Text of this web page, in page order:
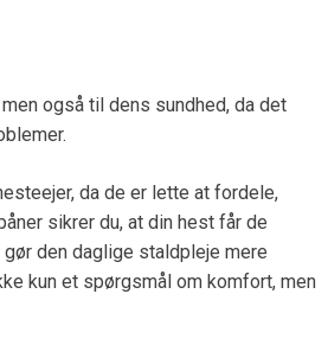
også til dens sundhed, da det
da de er lette at fordele,
sikrer du, at din hest får de
den daglige staldpleje mere
kun et spørgsmål om komfort, men